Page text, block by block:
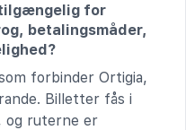
for
betalingsmåder,
forbinder Ortigia,
Billetter fås i
og ruterne er